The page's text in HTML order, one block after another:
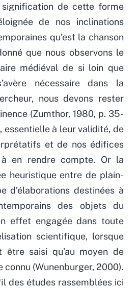
de cette forme
de nos inclinations
qu’est la chanson
que nous observons le
médiéval de si loin que
nécessaire dans la
nous devons rester
(Zumthor, 1980, p. 35-
essentielle à leur validité, de
et de nos édifices
en rendre compte. Or la
heuristique entre de plain-
d’élaborations destinées à
des objets du
effet engagée dans toute
scientifique, lorsque
être saisi qu’au moyen de
connu (Wunenburger, 2000).
des études rassemblées ici